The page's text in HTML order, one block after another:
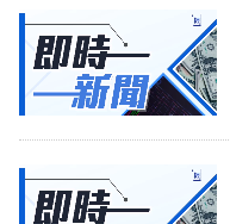
場
生
時